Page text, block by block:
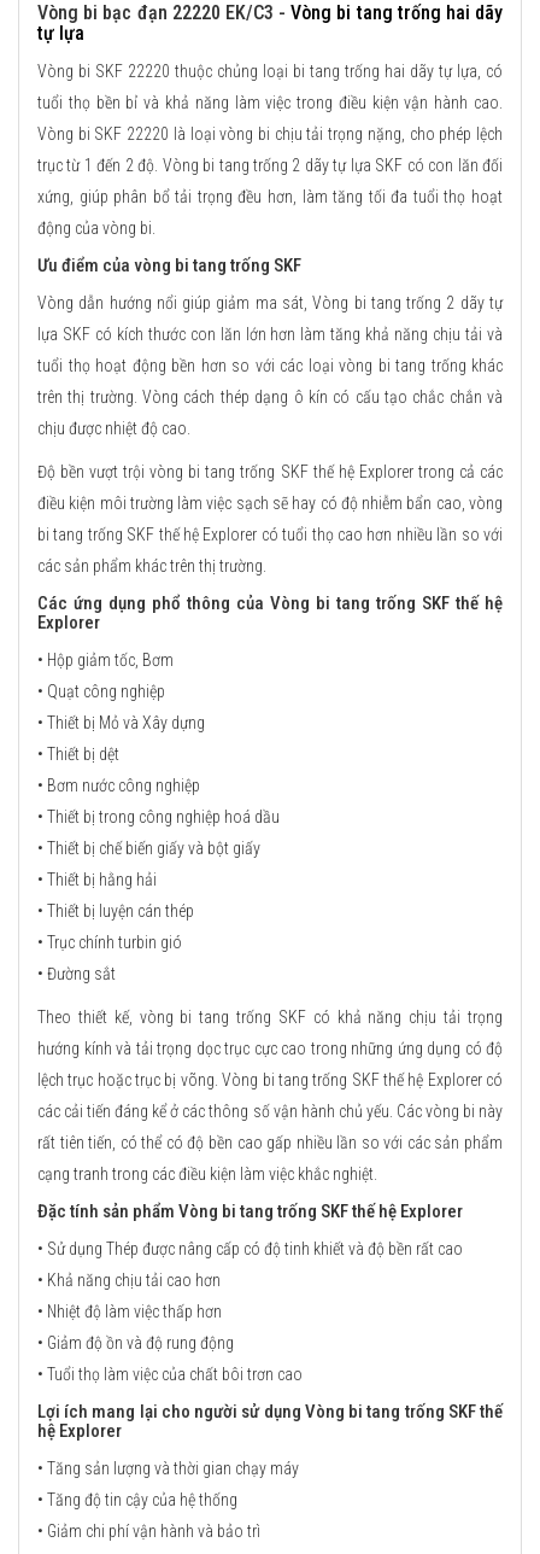
Vòng bi bạc đạn 22220 EK/C3 -Vòng bi tang trống hai dãy
tự lựa
Vòng bi SKF 22220 thuộc chủng loại bi tang trống hai dãy tự lựa, có
tuổi thọ bền bỉ và khả năng làm việc trong điều kiện vận hành cao.
Vòng bi SKF 22220 là loại vòng bi chịu tải trọng nặng, cho phép lệch
trục từ 1 đến 2 độ. Vòng bi tang trống 2 dãy tự lựa SKF có con lăn đối
xứng, giúp phân bổ tải trọng đều hơn, làm tăng tối đa tuổi thọ hoạt
động của vòng bi.
Ưu điểm của vòng bi tang trống SKF
Vòng dẫn hướng nổi giúp giảm ma sát, Vòng bi tang trống 2 dãy tự
lựa SKF có kích thước con lăn lớn hơn làm tăng khả năng chịu tải và
tuổi thọ hoạt động bền hơn so với các loại vòng bi tang trống khác
trên thị trường. Vòng cách thép dạng ô kín có cấu tạo chắc chắn và
chịu được nhiệt độ cao.
Độ bền vượt trội vòng bi tang trống SKF thế hệ Explorer trong cả các
điều kiện môi trường làm việc sạch sẽ hay có độ nhiễm bẩn cao, vòng
bi tang trống SKF thế hệ Explorer có tuổi thọ cao hơn nhiều lần so với
các sản phẩm khác trên thị trường.
Các ứng dụng phổ thông của Vòng bi tang trống SKF thế hệ
Explorer
• Hộp giảm tốc, Bơm
• Quạt công nghiệp
• Thiết bị Mỏ và Xây dựng
• Thiết bị dệt
• Bơm nước công nghiệp
• Thiết bị trong công nghiệp hoá dầu
• Thiết bị chế biến giấy và bột giấy
• Thiết bị hằng hải
• Thiết bị luyện cán thép
• Trục chính turbin gió
• Đường sắt
Theo thiết kế, vòng bi tang trống SKF có khả năng chịu tải trọng
hướng kính và tải trọng dọc trục cực cao trong những ứng dụng có độ
lệch trục hoặc trục bị võng. Vòng bi tang trống SKF thế hệ Explorer có
các cải tiến đáng kể ở các thông số vận hành chủ yếu. Các vòng bi này
rất tiên tiến, có thể có độ bền cao gấp nhiều lần so với các sản phẩm
cạng tranh trong các điều kiện làm việc khắc nghiệt.
Đặc tính sản phẩm Vòng bi tang trống SKF thế hệ Explorer
• Sử dụng Thép được nâng cấp có độ tinh khiết và độ bền rất cao
• Khả năng chịu tải cao hơn
• Nhiệt độ làm việc thấp hơn
• Giảm độ ồn và độ rung động
• Tuổi thọ làm việc của chất bôi trơn cao
Lợi ích mang lại cho người sử dụng Vòng bi tang trống SKF thế
hệ Explorer
• Tăng sản lượng và thời gian chạy máy
• Tăng độ tin cậy của hệ thống
• Giảm chi phí vận hành và bảo trì